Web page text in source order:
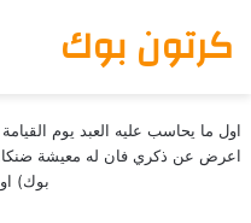
كرتون بوك
اول ما يحاسب عليه العبد يوم
اعرض عن ذكري فان له معيشة
بوك)